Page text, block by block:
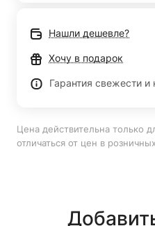
Нашли дешевле?
Хочу в подарок
Гарантия свежести и
Цена действительна только
отличаться от цен в